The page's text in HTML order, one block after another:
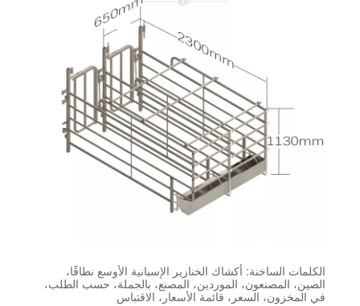
الكلمات الساخنة: أكشاك الخنازير الإسبانية الأوسع نطاقًا،
الصين، المصنعون، الموردين، المصنع، بالجملة، حسب الطلب،
في المخزون، السعر، قائمة الأسعار، الاقتباس